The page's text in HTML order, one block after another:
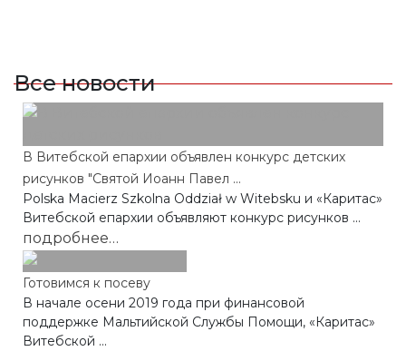
Все новости
В Витебской епархии объявлен конкурс детских
рисунков "Святой Иоанн Павел ...
Polska Macierz Szkolna Oddział w Witebsku и «Каритас»
Витебской епархии объявляют конкурс рисунков ...
подробнее…
Готовимся к посеву
В начале осени 2019 года при финансовой
поддержке Мальтийской Службы Помощи, «Каритас»
Витебской ...